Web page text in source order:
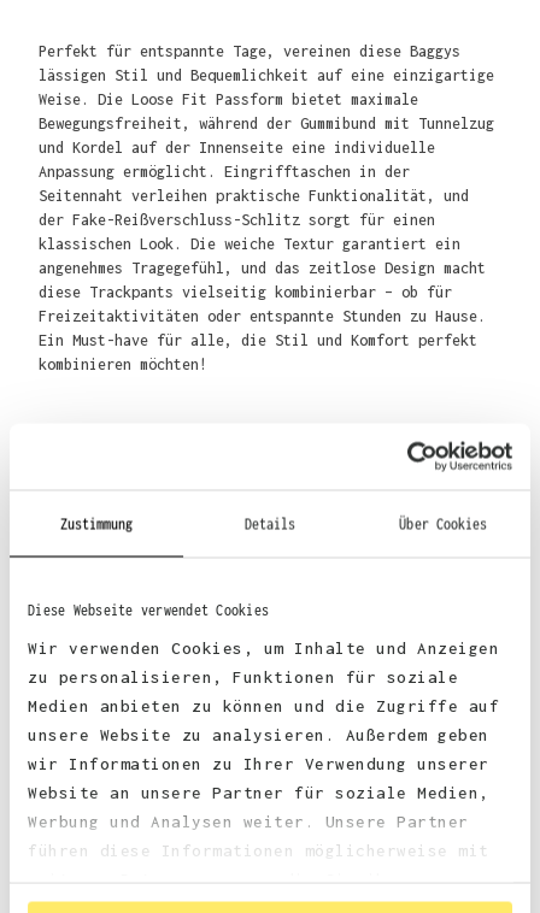
Zustimmung Details Über Cookies
Diese Webseite verwendet Cookies
Wir verwenden Cookies, um Inhalte und Anzeigen
zu personalisieren, Funktionen für soziale
Medien anbieten zu können und die Zugriffe auf
unsere Website zu analysieren. Außerdem geben
wir Informationen zu Ihrer Verwendung unserer
Website an unsere Partner für soziale Medien,
Werbung und Analysen weiter. Unsere Partner
führen diese Informationen möglicherweise mit
bereitgestellt haben oder die sie im Rahmen
Perfekt für entspannte Tage, vereinen diese Baggys
lässigen Stil und Bequemlichkeit auf eine einzigartige
Weise. Die Loose Fit Passform bietet maximale
Bewegungsfreiheit, während der Gummibund mit Tunnelzug
und Kordel auf der Innenseite eine individuelle
Anpassung ermöglicht. Eingrifftaschen in der
Seitennaht verleihen praktische Funktionalität, und
der Fake-Reißverschluss-Schlitz sorgt für einen
klassischen Look. Die weiche Textur garantiert ein
angenehmes Tragegefühl, und das zeitlose Design macht
diese Trackpants vielseitig kombinierbar – ob für
Freizeitaktivitäten oder entspannte Stunden zu Hause.
Ein Must-have für alle, die Stil und Komfort perfekt
kombinieren möchten!
70% Baumwolle, 30% Polyester
Stoffgewicht : 330 g/m²
Zertifizierungen:
faire Arbeitsbedingungen